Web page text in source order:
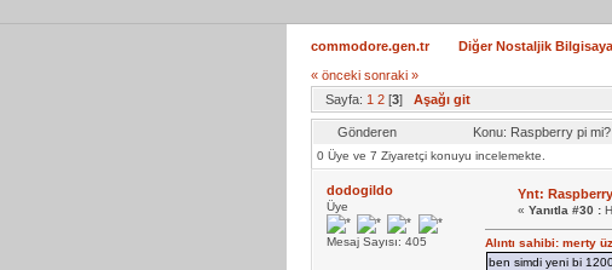
commodore.gen.tr Diğer Nostaljik
« önceki sonraki »
Sayfa: 1 2 [3] Aşağı git
Gönderen Konu: Raspberry pi
0 Üye ve 7 Ziyaretçi konuyu incelemekte.
dodogildo
Üye
Mesaj Sayısı: 405
Ynt:
« Yanıtla #30 :
Alıntı sahibi: merty
ben simdi yeni bi